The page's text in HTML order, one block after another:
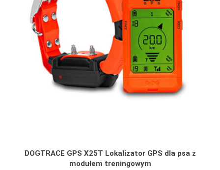
DOGTRACE GPS X25T Lokalizator GPS dla psa z
modułem treningowym